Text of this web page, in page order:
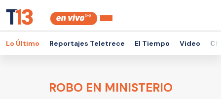
Lo Último Reportajes Teletrece El Tiempo Video
ROBO EN MINISTERIO